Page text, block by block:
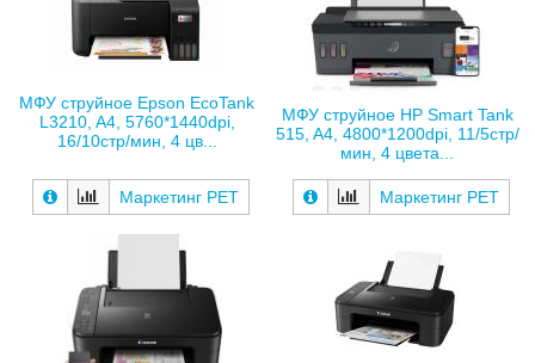
МФУ струйное Epson EcoTank
L3210, A4, 5760*1440dpi,
16/10стр/мин, 4 цв...
Маркетинг РЕТ
МФУ струйное HP Smart Tank
515, A4, 4800*1200dpi, 11/5стр/
мин, 4 цвета...
Маркетинг РЕТ